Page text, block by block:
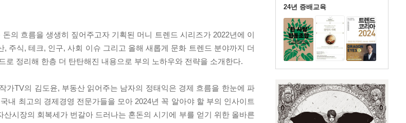
24년 증배교육
의 흐름을 생생히 짚어주고자 기획된 머니 트렌드 시리즈가 2022년에 이
주식, 테크, 인구, 사회 이슈 그리고 올해 새롭게 문화 트렌드 분야까지 더
정리해 한층 더 탄탄해진 내용으로 부의 노하우와 전략을 소개한다.
가TV의 김도윤, 부동산 읽어주는 남자의 정태익은 경제 흐름을 한눈에 파
내 최고의 경제경영 전문가들을 모아 2024년 꼭 알아야 할 부의 인사이트
시장의 회복세가 번갈아 드러나는 혼돈의 시기에 부를 얻기 위한 올바른